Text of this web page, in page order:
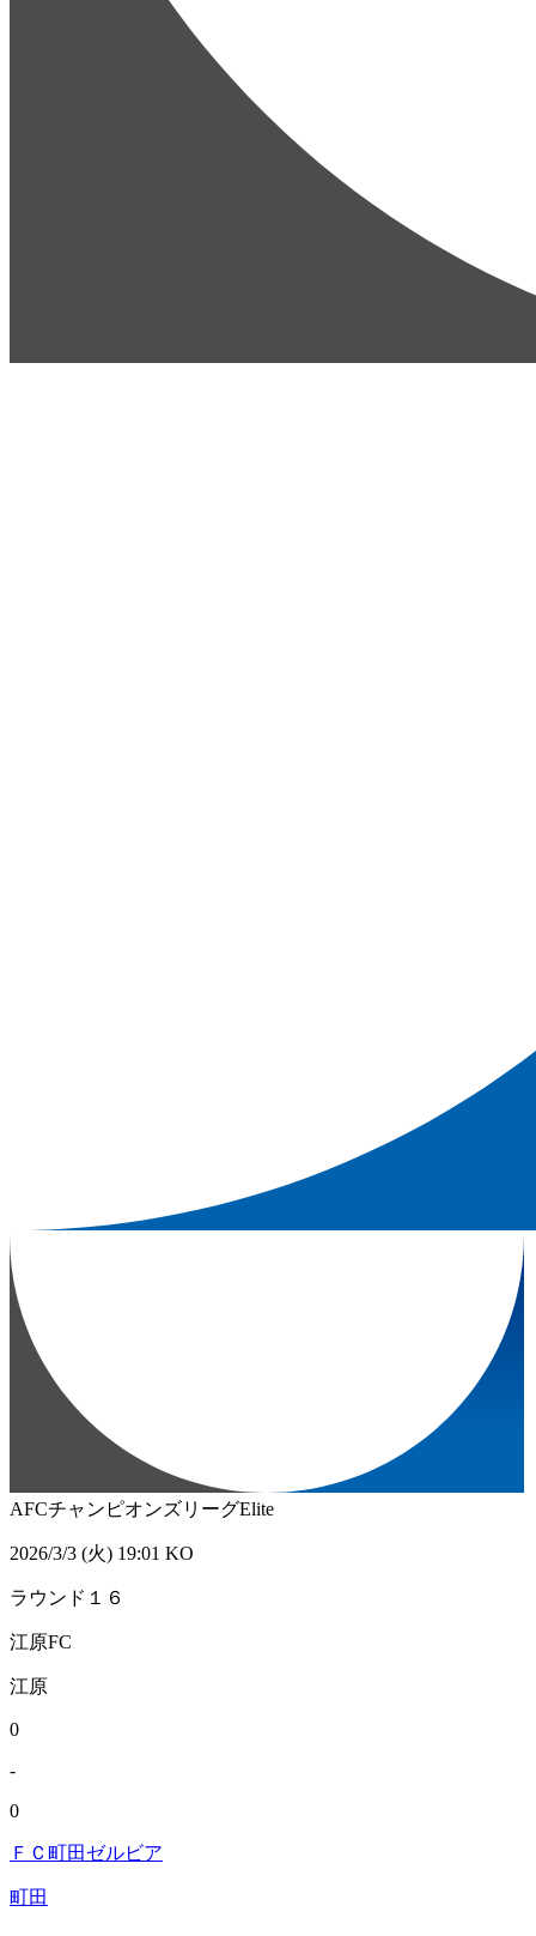
AFCチャンピオンズリーグElite
2026/3/3 (火) 19:01 KO
ラウンド１６
江原FC
江原
0
-
0
ＦＣ町田ゼルビア
町田